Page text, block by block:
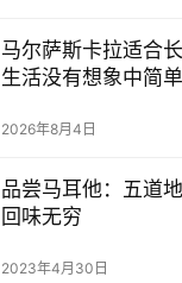
马尔萨斯卡拉适合
生活没有想象中简单
2026年8月4日
品尝马耳他：五道
回味无穷
2023年4月30日